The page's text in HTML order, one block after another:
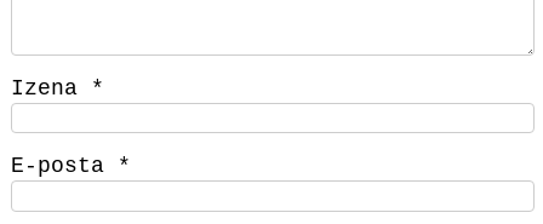
Izena *
E-posta *